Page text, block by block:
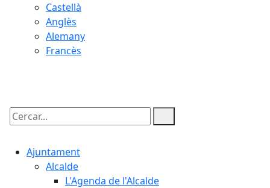
Castellà
Anglès
Alemany
Francès
Cercar:
Ajuntament
Alcalde
L'Agenda de l'Alcalde